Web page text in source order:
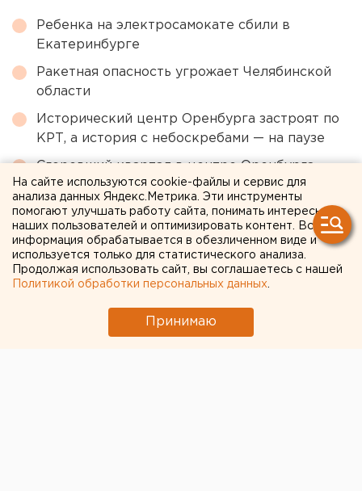
Ребенка на электросамокате сбили в
Екатеринбурге
Ракетная опасность угрожает Челябинской
области
Исторический центр Оренбурга застроят по
КРТ, а история с небоскребами — на паузе
Сгоревший квартал в центре Оренбурга
застроят
Возвращение смертной казни в России сочли
преждевременным
← НОВОСТИ
ЕАНовости
На сайте используются cookie-файлы и сервис для
анализа данных Яндекс.Метрика. Эти инструменты
помогают улучшать работу сайта, понимать интересы
наших пользователей и оптимизировать контент. Вся
информация обрабатывается в обезличенном виде и
используется только для статистического анализа.
Продолжая использовать сайт, вы соглашаетесь с нашей
Политикой обработки персональных данных
Принимаю